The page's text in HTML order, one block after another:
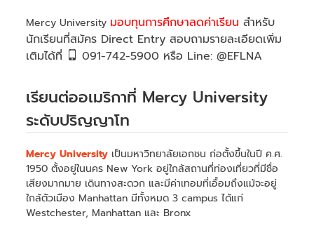
Mercy University มอบทุนการศึกษาลดค่าเรียนสำหรับ
นักเรียนที่สมัคร Direct Entry สอบถามรายละเอียดเพิ่ม
เติมได้ที่
091-742-5900 หรือ Line: @EFLNA
เรียนต่ออเมริกาที่ Mercy University
ระดับปริญญาโท
Mercy University เป็นมหาวิทยาลัยเอกชน ก่อตั้งขึ้นในปี ค.ศ.
1950 ตั้งอยู่ในนคร New York อยู่ใกล้สถานที่ท่องเที่ยวที่มีชื่อ
เสียงมากมาย เดินทางสะดวก และมีค่าเทอมที่เอื้อมถึงแม้จะอยู่
ใกล้ตัวเมือง Manhattan มีทั้งหมด 3 campus ได้แก่
Westchester, Manhattan และ Bronx